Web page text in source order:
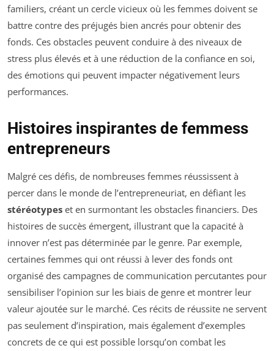
familiers, créant un cercle vicieux où les femmes doivent se
battre contre des préjugés bien ancrés pour obtenir des
fonds. Ces obstacles peuvent conduire à des niveaux de
stress plus élevés et à une réduction de la confiance en soi,
des émotions qui peuvent impacter négativement leurs
performances.
Histoires inspirantes de femmess
entrepreneurs
Malgré ces défis, de nombreuses femmes réussissent à
percer dans le monde de l’entrepreneuriat, en défiant les
stéréotypes et en surmontant les obstacles financiers. Des
histoires de succès émergent, illustrant que la capacité à
innover n’est pas déterminée par le genre. Par exemple,
certaines femmes qui ont réussi à lever des fonds ont
organisé des campagnes de communication percutantes pour
sensibiliser l’opinion sur les biais de genre et montrer leur
valeur ajoutée sur le marché. Ces récits de réussite ne servent
pas seulement d’inspiration, mais également d’exemples
concrets de ce qui est possible lorsqu’on combat les